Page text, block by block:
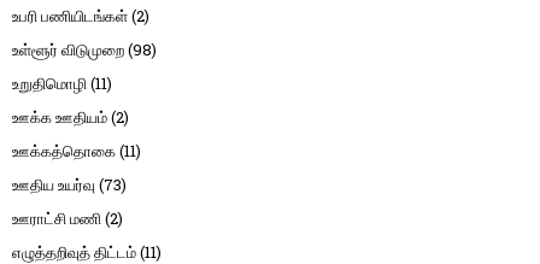
உபரி பணியிடங்கள்(2)
உள்ளூர் விடுமுறை(98)
உறுதிமொழி(11)
ஊக்க ஊதியம்(2)
ஊக்கத்தொகை(11)
ஊதிய உயர்வு (73)
ஊராட்சி மணி(2)
எழுத்தறிவுத் திட்டம்(11)